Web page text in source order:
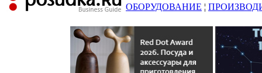
ОБОРУДОВАНИЕ ¦